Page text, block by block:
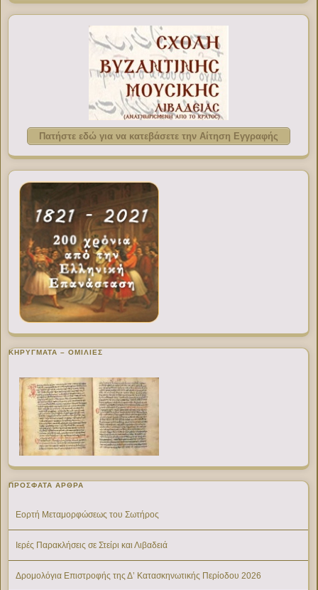
Πατήστε εδώ για να κατεβάσετε την Αίτηση Εγγραφής
ΚΗΡΥΓΜΑΤΑ – ΟΜΙΛΙΕΣ
ΠΡΌΣΦΑΤΑ ΆΡΘΡΑ
Εορτή Μεταμορφώσεως του Σωτήρος
Ιερές Παρακλήσεις σε Στείρι και Λιβαδειά
Δρομολόγια Επιστροφής της Δ’ Κατασκηνωτικής Περίοδου 2026